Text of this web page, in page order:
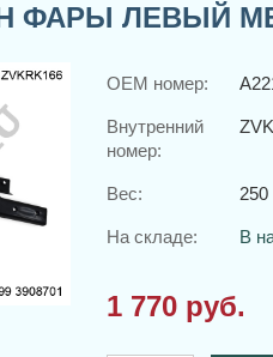
ЛЕВЫЙ
OEM номер:
Внутренний
номер:
Вес: 250
На складе: В
1 770 руб.